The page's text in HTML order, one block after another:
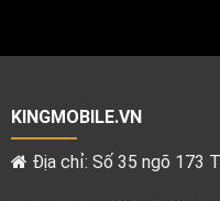
KINGMOBILE.VN
Địa chỉ: Số 35 ngõ 173